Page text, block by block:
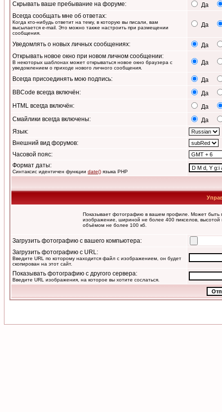
Скрывать ваше пребывание на форуме:
Да
Всегда сообщать мне об ответах:
Когда кто-нибудь ответит на тему, в которую вы писали, вам
высылается e-mail. Это можно также настроить при размещении
сообщения.
Да
Уведомлять о новых личных сообщениях:
Да
Открывать новое окно при новом личном сообщении:
В некоторых шаблонах может открываться новое окно браузера с
уведомлением о приходе нового личного сообщения.
Да
Всегда присоединять мою подпись:
Да
BBCode всегда включён:
Да
HTML всегда включён:
Да
Смайлики всегда включены:
Да
Язык:
Внешний вид форумов:
Часовой пояс:
Формат даты:
Синтаксис идентичен функции date() языка PHP
Показывает фотографию в вашем профиле. Может быть
изображение, шириной не более 400 пикселов, высотой
объёмом не более 100 кб.
Загрузить фотографию с вашего компьютера:
Загрузить фотографию с URL:
Введите URL по которому находится файл с изображением, он будет
скопирован на этот сайт.
Показывать фотографию с другого сервера:
Введите URL изображения, на которое вы хотите сослаться.